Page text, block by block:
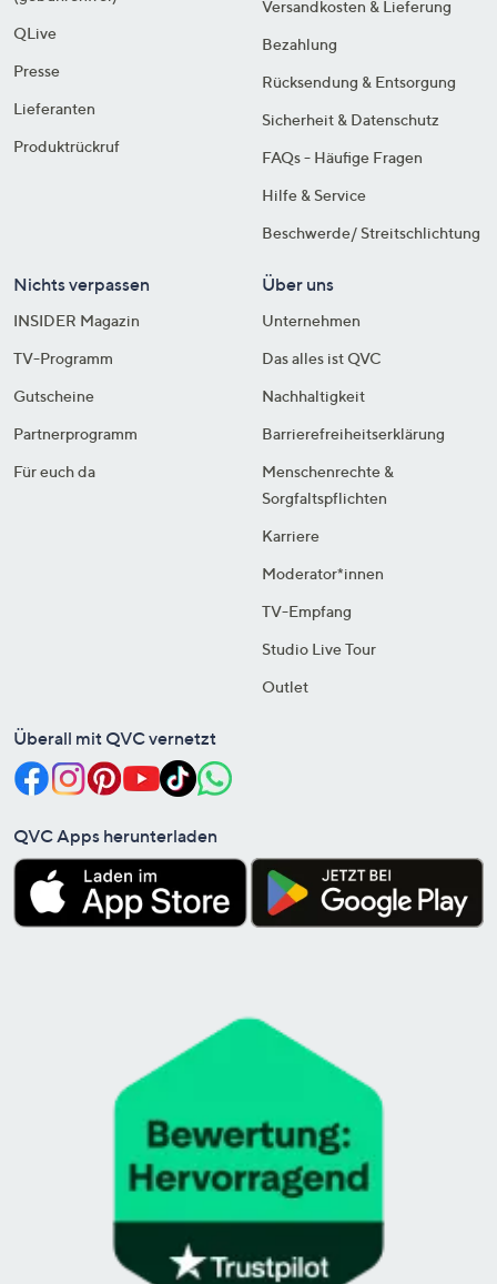
QLive
Presse
Lieferanten
Produktrückruf
Versandkosten & Lieferung
Bezahlung
Rücksendung & Entsorgung
Sicherheit & Datenschutz
FAQs - Häufige Fragen
Hilfe & Service
Beschwerde/ Streitschlichtung
Nichts verpassen
INSIDER Magazin
TV-Programm
Gutscheine
Partnerprogramm
Für euch da
Über uns
Unternehmen
Das alles ist QVC
Nachhaltigkeit
Barrierefreiheitserklärung
Menschenrechte &
Sorgfaltspflichten
Karriere
Moderator*innen
TV-Empfang
Studio Live Tour
Outlet
Überall mit QVC vernetzt
QVC Apps herunterladen